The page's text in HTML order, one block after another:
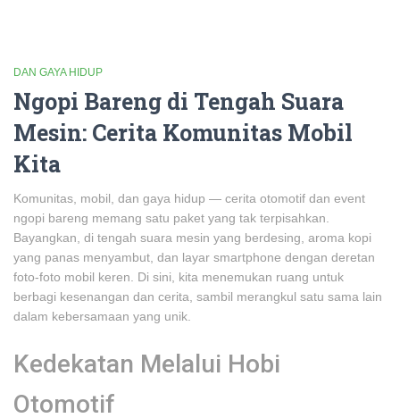
DAN GAYA HIDUP
Ngopi Bareng di Tengah Suara
Mesin: Cerita Komunitas Mobil
Kita
Komunitas, mobil, dan gaya hidup — cerita otomotif dan event
ngopi bareng memang satu paket yang tak terpisahkan.
Bayangkan, di tengah suara mesin yang berdesing, aroma kopi
yang panas menyambut, dan layar smartphone dengan deretan
foto-foto mobil keren. Di sini, kita menemukan ruang untuk
berbagi kesenangan dan cerita, sambil merangkul satu sama lain
dalam kebersamaan yang unik.
Kedekatan Melalui Hobi
Otomotif